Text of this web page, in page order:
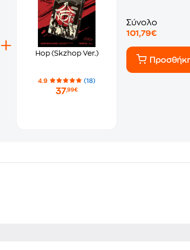
Hop (Skzhop Ver.)
4.9 (18)
37,99€
Σύνολο
101,79€